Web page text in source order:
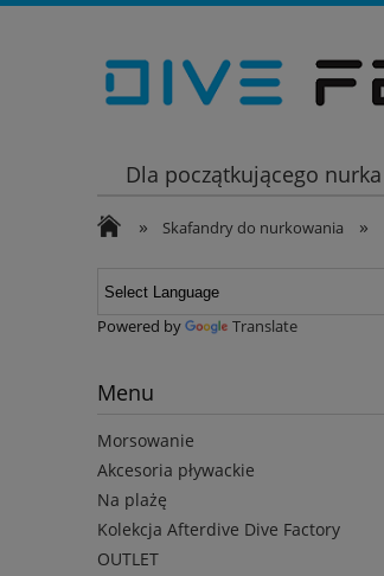
Dla początkującego nurka
Wakacje
» Skafandry do nurkowania »
Powered by Translate
Menu
Morsowanie
Akcesoria pływackie
Na plażę
Kolekcja Afterdive Dive Factory
OUTLET